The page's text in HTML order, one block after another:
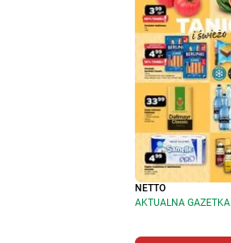
NETTO
AKTUALNA GAZETKA